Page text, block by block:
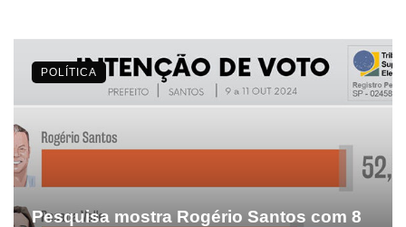
Pesquisa mostra Rogério Santos com 8
POLÍTICA